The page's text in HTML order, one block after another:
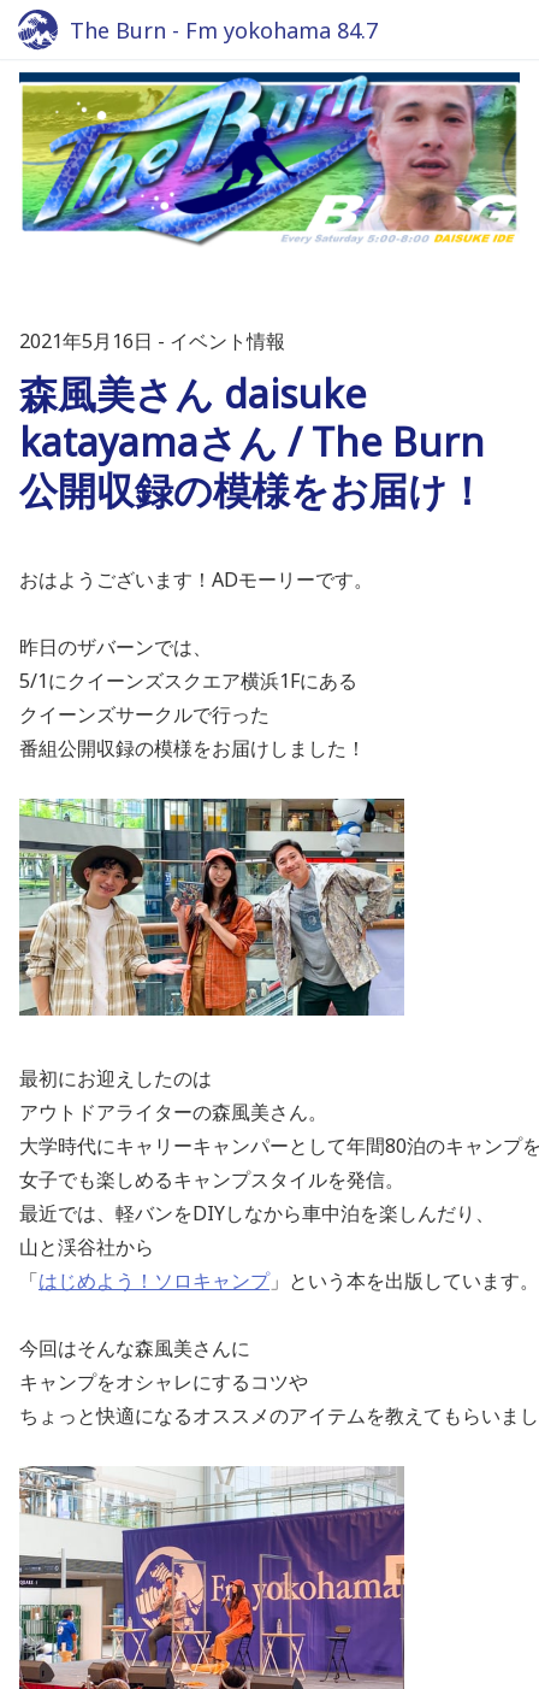
The Burn - Fm yokohama 84.7
2021年5月16日 イベント情報
森風美さん daisuke
katayamaさん / The Burn
公開収録の模様をお届け！
おはようございます！ADモーリーです。
昨日のザバーンでは、
5/1にクイーンズスクエア横浜1Fにある
クイーンズサークルで行った
番組公開収録の模様をお届けしました！
最初にお迎えしたのは
アウトドアライターの森風美さん。
大学時代にキャリーキャンパーとして年間80泊のキャンプ
女子でも楽しめるキャンプスタイルを発信。
最近では、軽バンをDIYしなから車中泊を楽しんだり、
山と渓谷社から
「はじめよう！ソロキャンプ」という本を出版しています。
今回はそんな森風美さんに
キャンプをオシャレにするコツや
ちょっと快適になるオススメのアイテムを教えてもらいま